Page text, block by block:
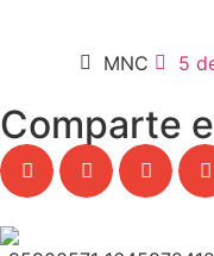
MNC
5
Comparte